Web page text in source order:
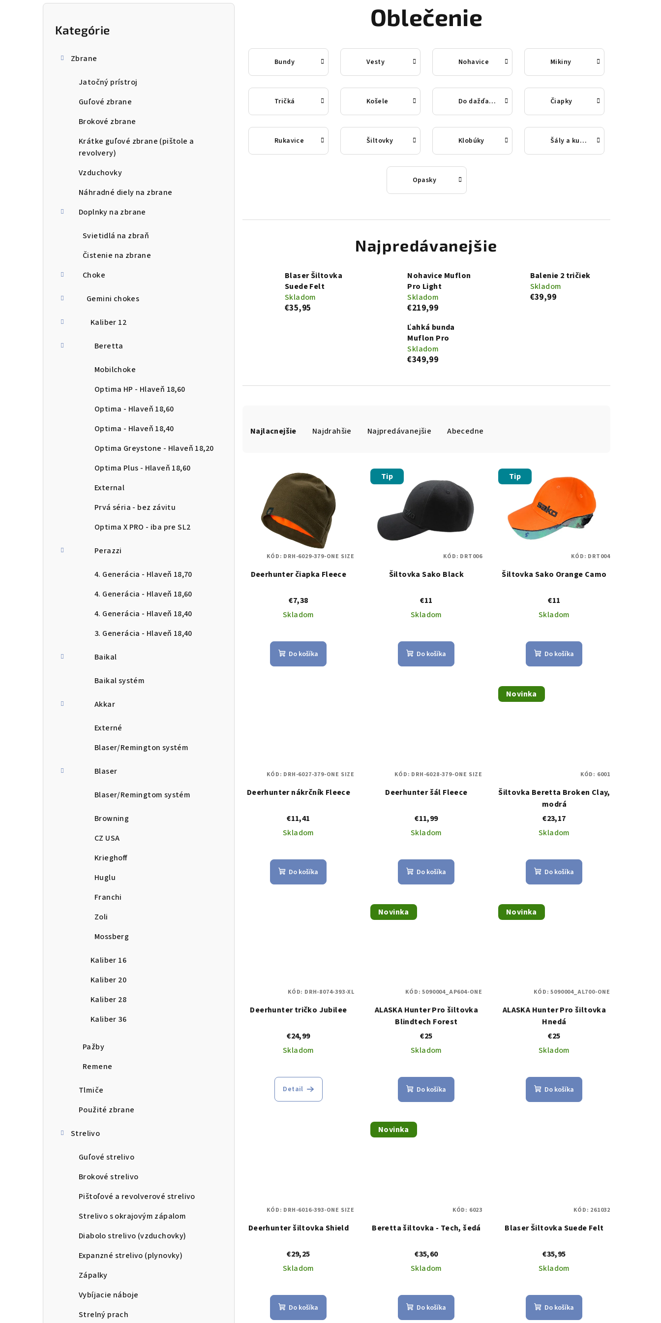
B
Preskočiť
kategórie
Kategórie
Zbrane
Jatočný prístroj
Guľové zbrane
Brokové zbrane
Krátke guľové zbrane (pištole a
revolvery)
Vzduchovky
Náhradné diely na zbrane
Doplnky na zbrane
Svietidlá na zbraň
Čistenie na zbrane
Choke
Gemini chokes
Kaliber 12
Beretta
Mobilchoke
Optima HP - Hlaveň 18,60
Optima - Hlaveň 18,60
Optima - Hlaveň 18,40
Optima Greystone - Hlaveň 18,20
Optima Plus - Hlaveň 18,60
External
Prvá séria - bez závitu
Optima X PRO - iba pre SL2
Perazzi
4. Generácia - Hlaveň 18,70
4. Generácia - Hlaveň 18,60
4. Generácia - Hlaveň 18,40
3. Generácia - Hlaveň 18,40
Baikal
Baikal systém
Akkar
Externé
Blaser/Remington systém
Blaser
Blaser/Remingtom systém
Browning
CZ USA
Krieghoff
Huglu
Franchi
Zoli
Mossberg
Kaliber 16
Kaliber 20
Kaliber 28
Kaliber 36
Pažby
Remene
Tlmiče
Použité zbrane
Strelivo
Guľové strelivo
Brokové strelivo
Pištoľové a revolverové strelivo
Strelivo s okrajovým zápalom
Diabolo strelivo (vzduchovky)
Expanzné strelivo (plynovky)
Zápalky
Vybíjacie náboje
Strelný prach
Oblečenie
Bundy Vesty Nohavice Mikiny
Tričká Košele Do dažďa (nepremokavé oblečenie) Čiapky
Rukavice Šiltovky Klobúky Šály a kukly
Opasky
Najpredávanejšie
Blaser Šiltovka
Suede Felt
Skladom
€35,95
Nohavice Muflon
Pro Light
Skladom
€219,99
Balenie 2 tričiek
Skladom
€39,99
Ľahká bunda
Muflon Pro
Skladom
€349,99
aNajlacnejšie Najdrahšie Najpredávanejšie Abecedne
Deerhunter čiapka Fleece
€7,38
Skladom
Do košíka
KÓD: DRH-6029-379-ONE SIZE
Tip
Šiltovka Sako Black
€11
Skladom
Do košíka
KÓD: DRT006
Tip
Šiltovka Sako Orange Camo
€11
Skladom
Do košíka
KÓD: DRT004
Deerhunter nákrčník Fleece
€11,41
Skladom
Do košíka
KÓD: DRH-6027-379-ONE SIZE
Deerhunter šál Fleece
€11,99
Skladom
Do košíka
KÓD: DRH-6028-379-ONE SIZE
Novinka
Šiltovka Beretta Broken Clay,
modrá
€23,17
Skladom
Do košíka
KÓD: 6001
Deerhunter tričko Jubilee
€24,99
Skladom
Detail
KÓD: DRH-8074-393-XL
Novinka
ALASKA Hunter Pro šiltovka
Blindtech Forest
€25
Skladom
Do košíka
KÓD:5090004_AP604-ONE
Novinka
ALASKA Hunter Pro šiltovka
Hnedá
€25
Skladom
Do košíka
KÓD:5090004_AL700-ONE
Deerhunter šiltovka Shield
€29,25
Skladom
Do košíka
KÓD: DRH-6016-393-ONE SIZE
Novinka
Beretta šiltovka - Tech, šedá
€35,60
Skladom
Do košíka
KÓD: 6023
Blaser Šiltovka Suede Felt
€35,95
Skladom
Do košíka
KÓD: 261032